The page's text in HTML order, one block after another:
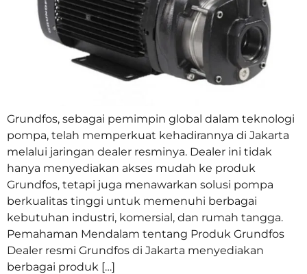
Grundfos, sebagai pemimpin global dalam teknologi
pompa, telah memperkuat kehadirannya di Jakarta
melalui jaringan dealer resminya. Dealer ini tidak
hanya menyediakan akses mudah ke produk
Grundfos, tetapi juga menawarkan solusi pompa
berkualitas tinggi untuk memenuhi berbagai
kebutuhan industri, komersial, dan rumah tangga.
Pemahaman Mendalam tentang Produk Grundfos
Dealer resmi Grundfos di Jakarta menyediakan
berbagai produk […]